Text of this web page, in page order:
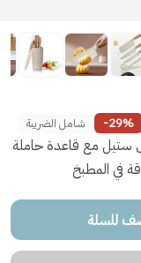
-29% شامل الضريبة
ستيل مع قاعدة حاملة
في المطبخ
للسلة